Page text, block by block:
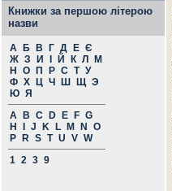
Книжки за першою літерою
назви
А Б В Г Д Е Є
Ж З И Й К Л
М
Н
О П Р С Т У
Ф Х Ц Ч Ш Щ Э
Ю Я
A
B C D E F G
H
J K L M N
O
P
R S T U V W
1 2 3 9